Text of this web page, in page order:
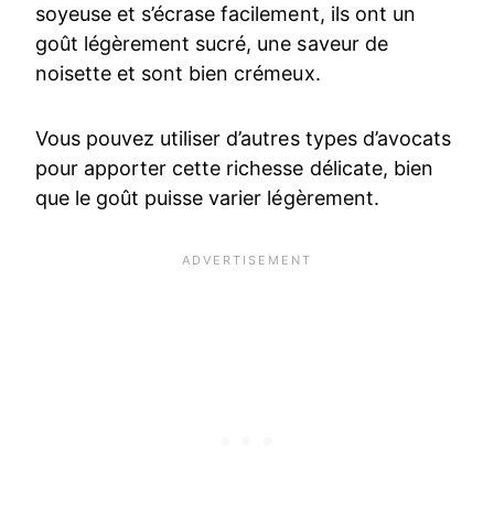
soyeuse et s’écrase facilement, ils ont un
goût légèrement sucré, une saveur de
noisette et sont bien crémeux.
Vous pouvez utiliser d’autres types d’avocats
pour apporter cette richesse délicate, bien
que le goût puisse varier légèrement.